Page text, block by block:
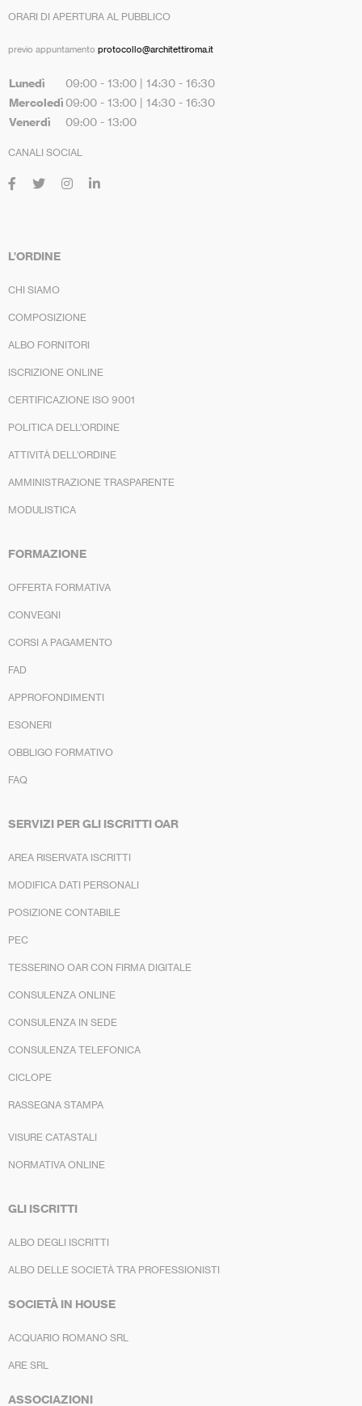
ORARI DI APERTURA AL PUBBLICO
previo appuntamento protocollo@architettiroma.it
Lunedì 09:00 - 13:00 | 14:30 - 16:30
Mercoledì 09:00 - 13:00 | 14:30 - 16:30
Venerdì 09:00 - 13:00
CANALI SOCIAL
L’ORDINE
CHI SIAMO
COMPOSIZIONE
ALBO FORNITORI
ISCRIZIONE ONLINE
CERTIFICAZIONE ISO 9001
POLITICA DELL’ORDINE
ATTIVITÀ DELL’ORDINE
AMMINISTRAZIONE TRASPARENTE
MODULISTICA
FORMAZIONE
OFFERTA FORMATIVA
CONVEGNI
CORSI A PAGAMENTO
FAD
APPROFONDIMENTI
ESONERI
OBBLIGO FORMATIVO
FAQ
SERVIZI PER GLI ISCRITTI OAR
AREA RISERVATA ISCRITTI
MODIFICA DATI PERSONALI
POSIZIONE CONTABILE
PEC
TESSERINO OAR CON FIRMA DIGITALE
CONSULENZA ONLINE
CONSULENZA IN SEDE
CONSULENZA TELEFONICA
CICLOPE
RASSEGNA STAMPA
VISURE CATASTALI
NORMATIVA ONLINE
GLI ISCRITTI
ALBO DEGLI ISCRITTI
ALBO DELLE SOCIETÀ TRA PROFESSIONISTI
SOCIETÀ IN HOUSE
ACQUARIO ROMANO SRL
ARE SRL
ASSOCIAZIONI